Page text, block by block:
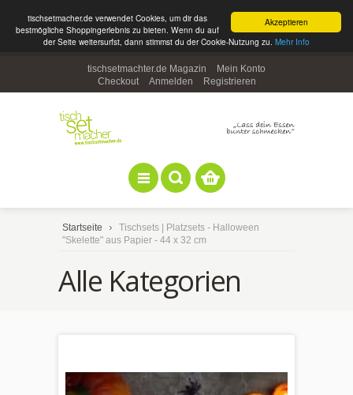
Akzeptieren
tischsetmacher.de verwendet Cookies, um dir das
bestmögliche Shoppingerlebnis zu bieten. Wenn du auf
der Seite weitersurfst, dann stimmst du der Cookie-Nutzung zu. Mehr Info
tischsetmachter.de Magazin
Mein Konto
Checkout
Anmelden Registrieren
Startseite
Tischsets | Platzsets - Halloween
"Skelette" aus Papier - 44 x 32 cm
Alle Kategorien